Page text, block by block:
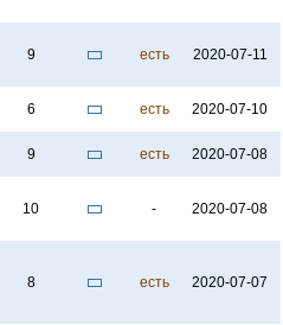
9 есть 2020-07-11
6 есть 2020-07-10
9 есть 2020-07-08
10 - 2020-07-08
8 есть 2020-07-07